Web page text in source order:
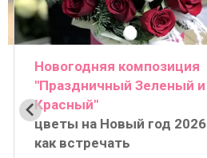
Новогодняя композиция
"Праздничный Зеленый и
Красный"
цветы на Новый год 2026
как встречать